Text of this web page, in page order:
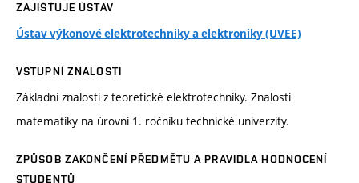
ZAJIŠŤUJE ÚSTAV
Ústav výkonové elektrotechniky a elektroniky (UVEE)
VSTUPNÍ ZNALOSTI
Základní znalosti z teoretické elektrotechniky. Znalosti
matematiky na úrovni 1. ročníku technické univerzity.
ZPŮSOB ZAKONČENÍ PŘEDMĚTU A PRAVIDLA HODNOCENÍ
STUDENTŮ